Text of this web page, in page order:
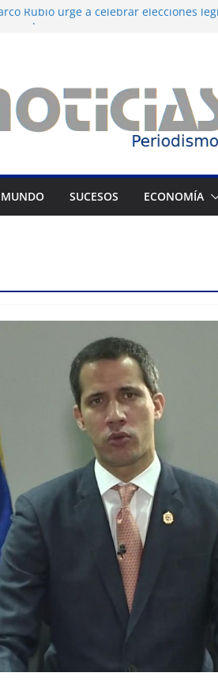
Rubio urge a celebrar elecciones
el cuerpo del montañista Nirmal
en Pakistán
exige un cronograma electoral a
MUNDO SUCESOS ECONOMÍA